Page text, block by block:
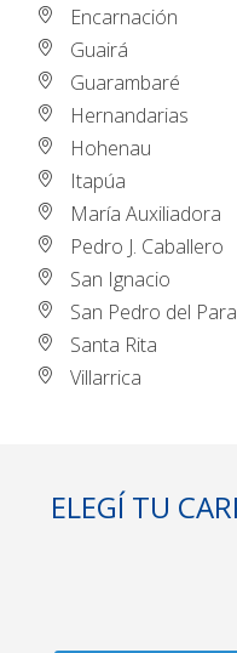
Encarnación
Guairá
Guarambaré
Hernandarias
Hohenau
Itapúa
María Auxiliadora
Pedro J. Caballero
San Ignacio
San Pedro del
Santa Rita
Villarrica
ELEGÍ TU